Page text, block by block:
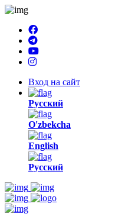
Вход на сайт
Русский
O'zbekcha
English
Русский